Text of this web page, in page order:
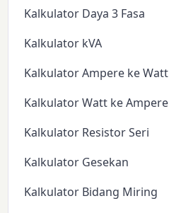
Kalkulator Daya 3 Fasa
Kalkulator kVA
Kalkulator Ampere ke Watt
Kalkulator Watt ke Ampere
Kalkulator Resistor Seri
Kalkulator Gesekan
Kalkulator Bidang Miring